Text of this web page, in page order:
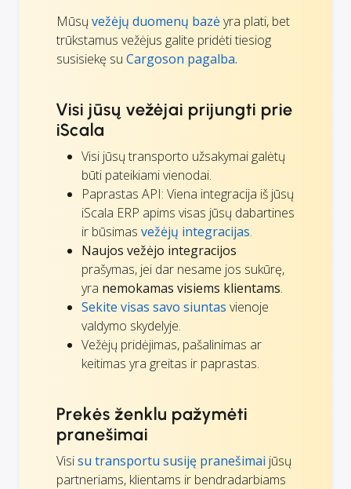
Mūsų vežėjų duomenų bazėyra plati, bet
trūkstamus vežėjus galite pridėti tiesiog
susisiekę su Cargoson pagalba.
Visi jūsų vežėjai prijungti prie
iScala
Visi jūsų transporto užsakymai galėtų
būti pateikiami vienodai.
Paprastas API: Viena integracija iš jūsų
iScala ERP apims visas jūsų dabartines
ir būsimas vežėjų integracijas.
Naujos vežėjo integracijos
prašymas, jei dar nesame jos sukūrę,
yra nemokamas visiems klientams.
Sekite visas savo siuntas vienoje
valdymo skydelyje.
Vežėjų pridėjimas, pašalinimas ar
keitimas yra greitas ir paprastas.
Prekės ženklu pažymėti
pranešimai
Visisu transportu susiję pranešimai jūsų
partneriams, klientams ir bendradarbiams